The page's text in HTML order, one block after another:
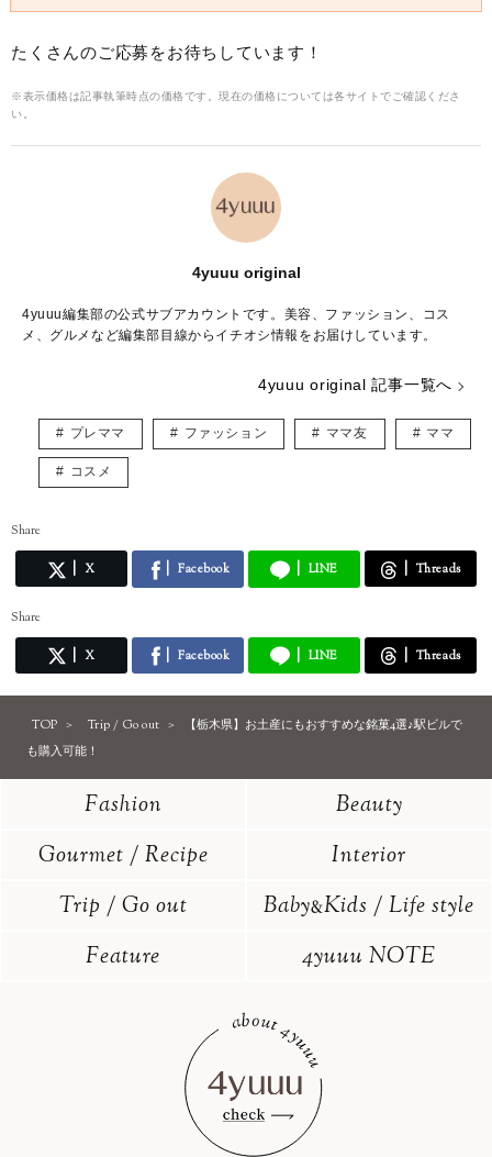
たくさんのご応募をお待ちしています！
※表示価格は記事執筆時点の価格です。現在の価格については各サイトでご確認くださ
い。
4yuuu original
4yuuu編集部の公式サブアカウントです。美容、ファッション、コス
メ、グルメなど編集部目線からイチオシ情報をお届けしています。
4yuuu original 記事一覧へ
プレママ ファッション ママ友 ママ
コスメ
Share
X Facebook LINE Threads
Share
X Facebook LINE Threads
TOP Trip / Go out
【栃木県】お土産にもおすすめな銘菓4選♪駅ビルで
も購入可能！
Fashion
Beauty
Gourmet / Recipe
Interior
Trip / Go out
Baby&Kids / Life style
Feature
4yuuu NOTE